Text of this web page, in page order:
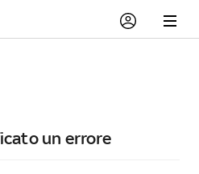
un errore